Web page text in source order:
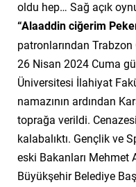
oldu hep… Sağ açık
“Alaaddin ciğerim
patronlarından
26 Nisan 2024 Cuma
Üniversitesi İlahiyat
namazının ardından
toprağa verildi.
kalabalıktı. Gençlik ve
eski Bakanları Mehmet
Büyükşehir Belediye